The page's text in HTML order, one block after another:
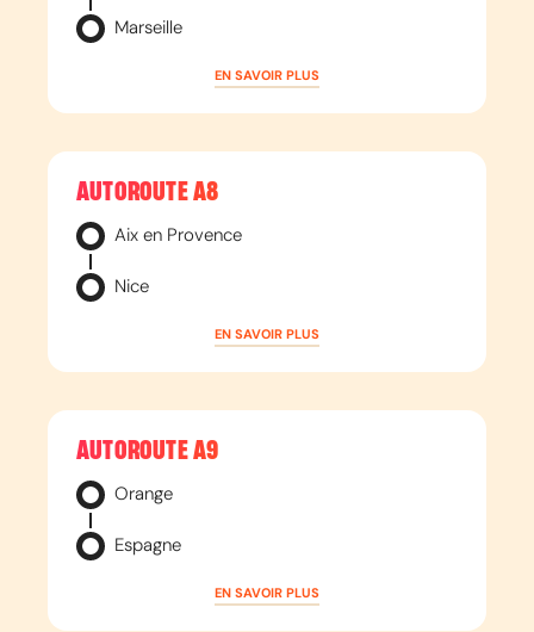
Marseille
EN SAVOIR PLUS
AUTOROUTEA8
Aix en Provence
Nice
EN SAVOIR PLUS
AUTOROUTEA9
Orange
Espagne
EN SAVOIR PLUS